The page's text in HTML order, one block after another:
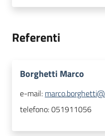
Referenti
Borghetti Marco
e-mail:
telefono:051911056